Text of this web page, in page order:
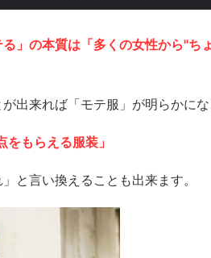
る」の本質は「多くの女性から"ち
出来れば「モテ服」が明らかにな
をもらえる服装」
と言い換えることも出来ます。